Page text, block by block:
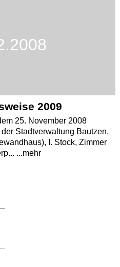
2009
25. November 2008
Stadtverwaltung Bautzen,
I. Stock, Zimmer
...mehr